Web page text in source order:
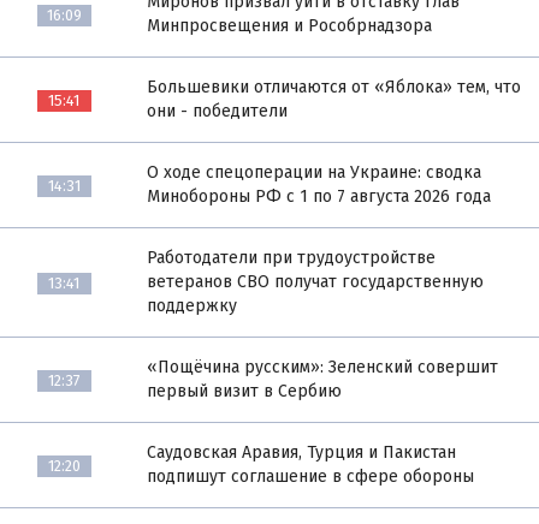
16:09
Минпросвещения и Рособрнадзора
15:41
Большевики отличаются от «Яблока» тем, что
они - победители
14:31
О ходе спецоперации на Украине: сводка
Минобороны РФ с 1 по 7 августа 2026 года
13:41
Работодатели при трудоустройстве
ветеранов СВО получат государственную
поддержку
12:37
«Пощёчина русским»: Зеленский совершит
первый визит в Сербию
12:20
Саудовская Аравия, Турция и Пакистан
подпишут соглашение в сфере обороны